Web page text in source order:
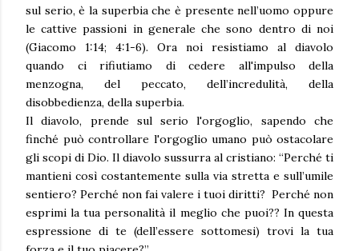
sul serio, è la superbia che è presente nell’uomo oppure
le cattive passioni in generale che sono dentro di noi
(Giacomo 1:14; 4:1-6). Ora noi resistiamo al diavolo
quando ci rifiutiamo di cedere all'impulso della
menzogna, del peccato, dell’incredulità, della
disobbedienza, della superbia.
Il diavolo, prende sul serio l'orgoglio, sapendo che
finché può controllare l'orgoglio umano può ostacolare
gli scopi di Dio. Il diavolo sussurra al cristiano: “Perché ti
mantieni così costantemente sulla via stretta e sull’umile
sentiero? Perché non fai valere i tuoi diritti? Perché non
esprimi la tua personalità il meglio che puoi?? In questa
espressione di te (dell’essere sottomesi) trovi la tua